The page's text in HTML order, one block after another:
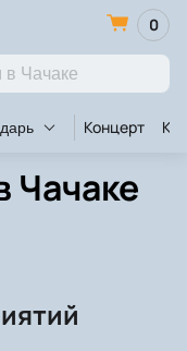
0
Концерт
Чачаке